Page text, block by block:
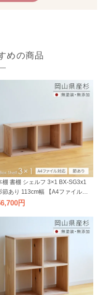
めの商品
棚 書棚 シェルフ 3×1 BX-SG3x1
節あり 113cm幅 【A4ファイル対
】 ボックスシェルフ 無垢材 無塗
ナチュラル 天然木 木製 純国産材 日
本製 シャイニーワークス【受注】